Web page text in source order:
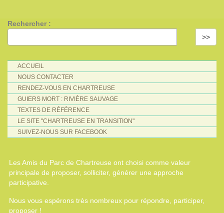
Rechercher :
>>
ACCUEIL
NOUS CONTACTER
RENDEZ-VOUS EN CHARTREUSE
GUIERS MORT : RIVIÈRE SAUVAGE
TEXTES DE RÉFÉRENCE
LE SITE "CHARTREUSE EN TRANSITION"
SUIVEZ-NOUS SUR FACEBOOK
Les Amis du Parc de Chartreuse ont choisi comme valeur
principale de proposer, solliciter, générer une approche
participative.
Nous vous espérons très nombreux pour répondre, participer,
proposer !